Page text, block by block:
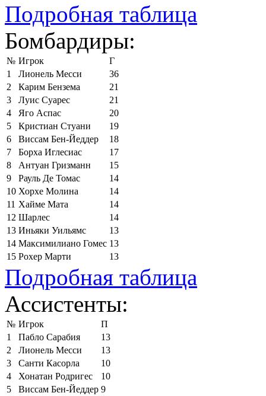
Подробная таблица
Бомбардиры:
№ Игрок
Г
1
Лионель Месси
36
2
Карим Бензема
21
3
Луис Суарес
21
4
Яго Аспас
20
5
Кристиан Стуани
19
6
Виссам Бен-Йеддер
18
7
Борха Иглесиас
17
8
Антуан Гризманн
15
9
Рауль Де Томас
14
10 Хорхе Молина
14
11 Хайме Мата
14
12 Шарлес
14
13 Иньяки Уильямс
13
14 Максимилиано Гомес 13
15 Рохер Марти 13
Подробная таблица
Ассистенты:
№ Игрок
П
1
Пабло Сарабия
13
2
Лионель Месси
13
3
Санти Касорла
10
4
Хонатан Родригес
10
5
Виссам Бен-Йеддер 9